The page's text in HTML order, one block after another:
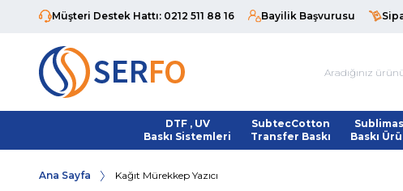
Müşteri Destek Hattı: 0212 511 88 16 Bayilik Başvurusu
DTF , UV
Baskı Sistemleri
SubtecCotton
Transfer Baskı
Baskı
Ana Sayfa Kağıt Mürekkep Yazıcı